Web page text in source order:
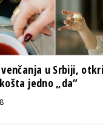
u Srbiji,
jedno „da“